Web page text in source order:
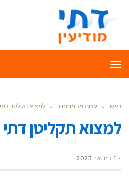
תפריט
ראשי » עצות מהמומחים » למצוא תקליטן דתי
למצוא תקליטן דתי
1 בינואר 2023